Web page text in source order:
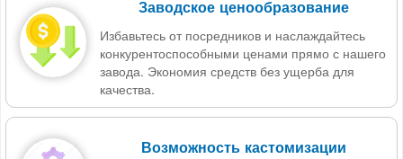
Заводское ценообразование
Избавьтесь от посредников и наслаждайтесь
конкурентоспособными ценами прямо с нашего
завода. Экономия средств без ущерба для
качества.
Возможность кастомизации